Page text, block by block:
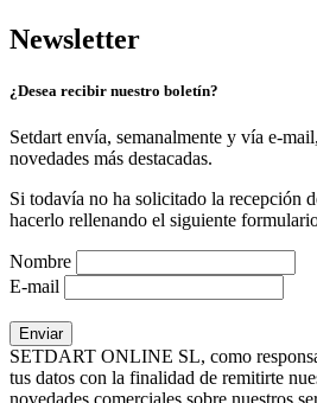
Newsletter
¿Desea recibir nuestro boletín?
Setdart envía, semanalmente y vía e-
novedades más destacadas.
Si todavía no ha solicitado la recepción
hacerlo rellenando el siguiente
Nombre
E-mail
SETDART ONLINE SL, como
tus datos con la finalidad de remitirte